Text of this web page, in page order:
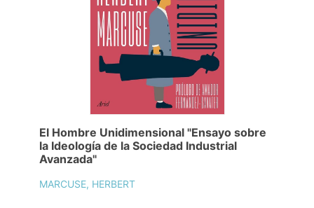
El Hombre Unidimensional "Ensayo sobre
la Ideología de la Sociedad Industrial
Avanzada"
MARCUSE, HERBERT